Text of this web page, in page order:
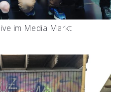
im Media Markt